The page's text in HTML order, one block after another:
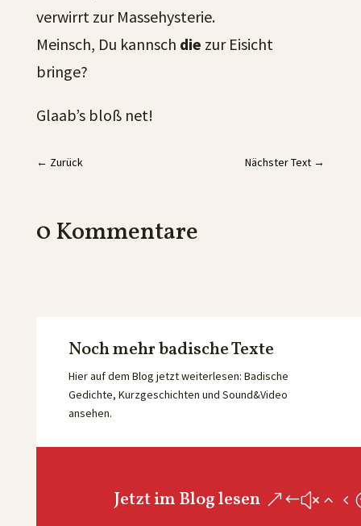
verwirrt zur Massehysterie.
Meinsch, Du kannsch die zur Eisicht
bringe?
Glaab’s bloß net!
← Zurück Nächster Text →
0 Kommentare
Noch mehr badische Texte
Hier auf dem Blog jetzt weiterlesen: Badische
Gedichte, Kurzgeschichten und Sound&Video
ansehen.
Jetzt im Blog lesen